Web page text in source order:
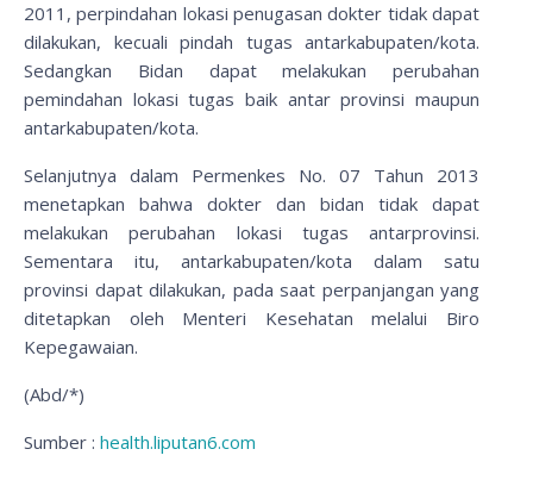
2011, perpindahan lokasi penugasan dokter tidak dapat
dilakukan, kecuali pindah tugas antarkabupaten/kota.
Sedangkan Bidan dapat melakukan perubahan
pemindahan lokasi tugas baik antar provinsi maupun
antarkabupaten/kota.
Selanjutnya dalam Permenkes No. 07 Tahun 2013
menetapkan bahwa dokter dan bidan tidak dapat
melakukan perubahan lokasi tugas antarprovinsi.
Sementara itu, antarkabupaten/kota dalam satu
provinsi dapat dilakukan, pada saat perpanjangan yang
ditetapkan oleh Menteri Kesehatan melalui Biro
Kepegawaian.
(Abd/*)
Sumber : health.liputan6.com